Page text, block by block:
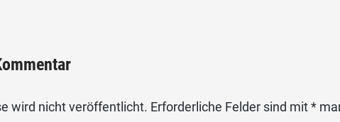
wird nicht veröffentlicht. Erforderliche Felder sind mit*